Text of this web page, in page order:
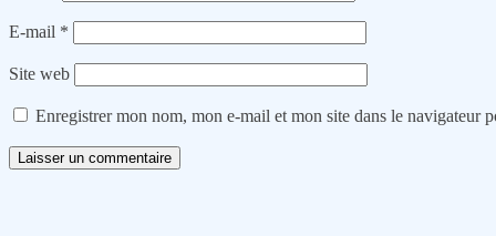
E-mail *
Site web
Enregistrer mon nom, mon e-mail et mon site dans le navigateur